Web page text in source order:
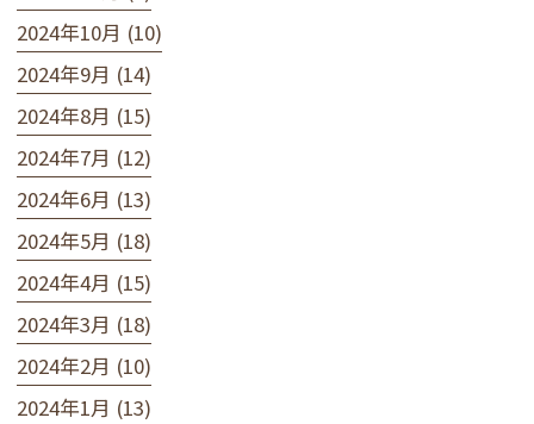
2024年10月 (10)
2024年9月 (14)
2024年8月 (15)
2024年7月 (12)
2024年6月 (13)
2024年5月 (18)
2024年4月 (15)
2024年3月 (18)
2024年2月 (10)
2024年1月 (13)